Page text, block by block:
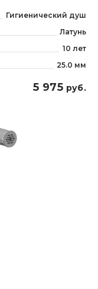
Гигиенический душ
Латунь
10 лет
25.0 мм
5 975 руб.